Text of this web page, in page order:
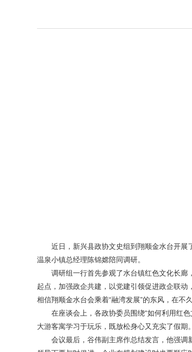
近日，新兴县政协文史组到翔顺金水台开展了
温泉小镇总经理陈锦嫦陪同调研。
调研组一行首先参观了水台镇红色文化长廊，
起点，加强政企共建，以党建引领促进政企联
相信翔顺金水台会乘着“融湾发展”的东风，在不
在座谈会上，各政协委员围绕“如何利用红色
大游客寓学习于玩乐，既放松身心又充实了假
会议最后，谷伟副主席作总结发言，他强调新